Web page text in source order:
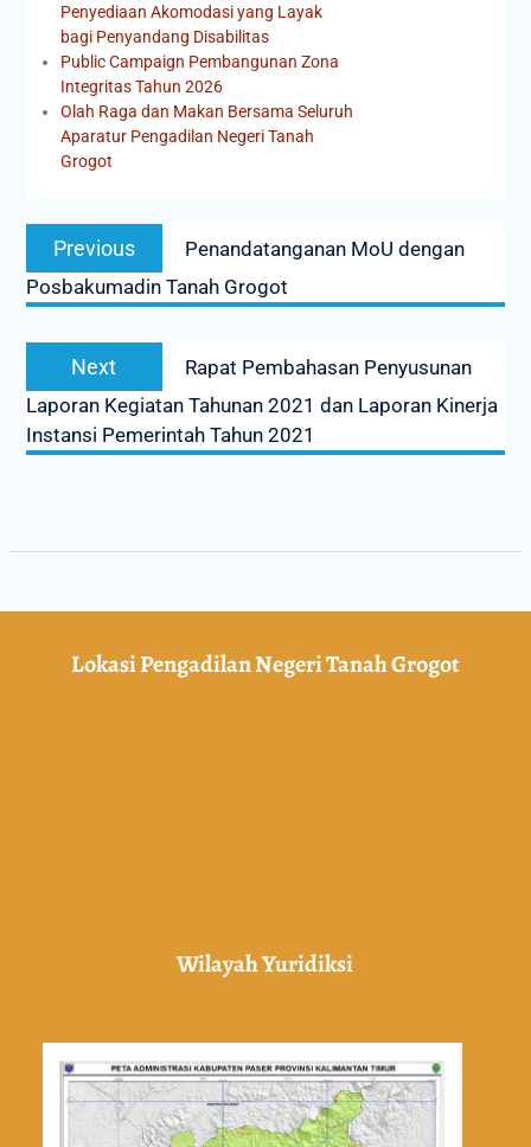
Penyediaan Akomodasi yang Layak
bagi Penyandang Disabilitas
Public Campaign Pembangunan Zona
Integritas Tahun 2026
Olah Raga dan Makan Bersama Seluruh
Aparatur Pengadilan Negeri Tanah
Grogot
Previous
Penandatanganan MoU dengan
Posbakumadin Tanah Grogot
Next
Rapat Pembahasan Penyusunan
Laporan Kegiatan Tahunan 2021 dan Laporan Kinerja
Instansi Pemerintah Tahun 2021
Lokasi Pengadilan Negeri Tanah Grogot
Wilayah Yuridiksi